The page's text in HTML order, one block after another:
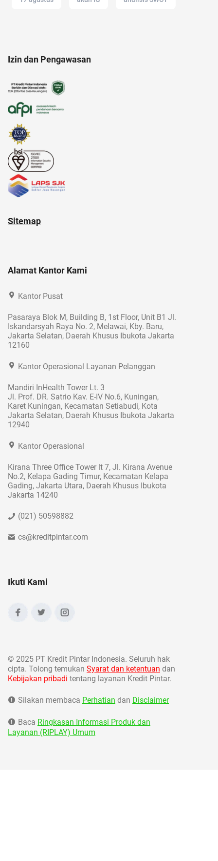
alam
Izin dan Pengawasan
Sitemap
Alamat Kantor Kami
Kantor Pusat
Pasaraya Blok M, Building B, 1st Floor, Unit B1 Jl.
Iskandarsyah Raya No. 2, Melawai, Kby. Baru,
Jakarta Selatan, Daerah Khusus Ibukota Jakarta
12160
Kantor Operasional Layanan Pelanggan
Mandiri InHealth Tower Lt. 3
Jl. Prof. DR. Satrio Kav. E-IV No.6, Kuningan,
Karet Kuningan, Kecamatan Setiabudi, Kota
Jakarta Selatan, Daerah Khusus Ibukota Jakarta
12940
Kantor Operasional
Kirana Three Office Tower lt 7, Jl. Kirana Avenue
No.2, Kelapa Gading Timur, Kecamatan Kelapa
Gading, Jakarta Utara, Daerah Khusus Ibukota
Jakarta 14240
(021) 50598882
cs@kreditpintar.com
Ikuti Kami
© 2025 PT Kredit Pintar Indonesia. Seluruh hak
cipta. Tolong temukan Syarat dan ketentuan dan
Kebijakan pribadi tentang layanan Kredit Pintar.
Silakan membaca Perhatian dan Disclaimer
Baca Ringkasan Informasi Produk dan
Layanan (RIPLAY) Umum